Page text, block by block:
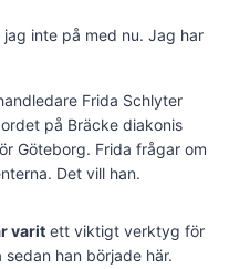
inte på med nu. Jag har
Frida Schlyter
på Bräcke diakonis
Göteborg. Frida frågar om
Det vill han.
varit ett viktigt verktyg för
han började här.